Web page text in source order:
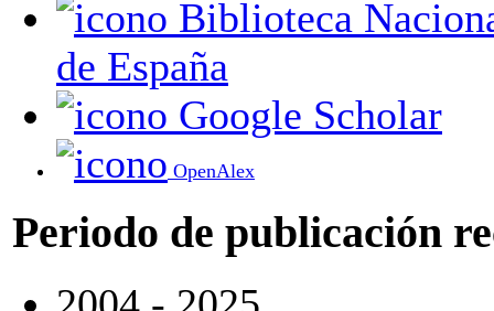
de España
Google Scholar
OpenAlex
Periodo de publicación